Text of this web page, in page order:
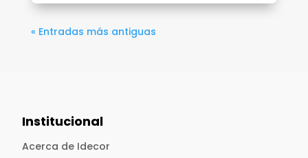
« Entradas más antiguas
Institucional
Acerca de Idecor